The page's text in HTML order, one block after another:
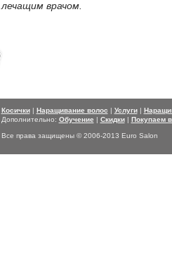
лечащим врачом.
Косички| Наращивание волос | Услуги|
Дополнительно: Обучение | Скидки| Покупаем
Все права защищены © 2006-2013 Euro Salon